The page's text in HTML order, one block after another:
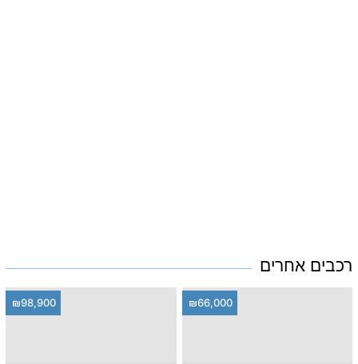
רכבים אחרים
₪66,000
₪98,900